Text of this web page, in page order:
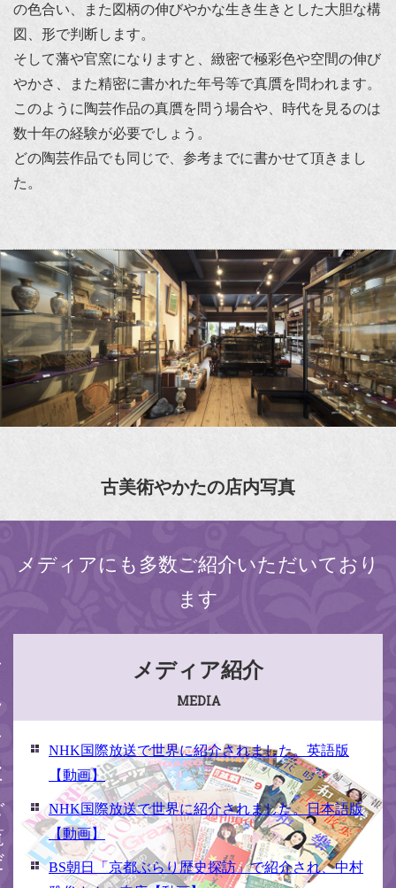
の色合い、また図柄の伸びやかな生き生きとした大胆な構
図、形で判断します。
そして藩や官窯になりますと、緻密で極彩色や空間の伸び
やかさ、また精密に書かれた年号等で真贋を問われます。
このように陶芸作品の真贋を問う場合や、時代を見るのは
数十年の経験が必要でしょう。
どの陶芸作品でも同じで、参考までに書かせて頂きまし
た。
古美術やかたの店内写真
メディアにも多数ご紹介いただいており
ます
い メディア紹介
MEDIA
NHK国際放送で世界に紹介されました。英語版
【動画】
NHK国際放送で世界に紹介されました。日本語版
【動画】
BS朝日「京都ぶらり歴史探訪」で紹介され、中村